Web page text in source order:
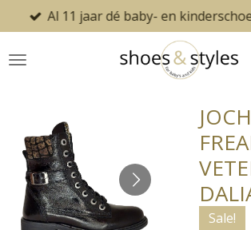
direct
naar
Al 11 jaar dé baby- en
Sale!